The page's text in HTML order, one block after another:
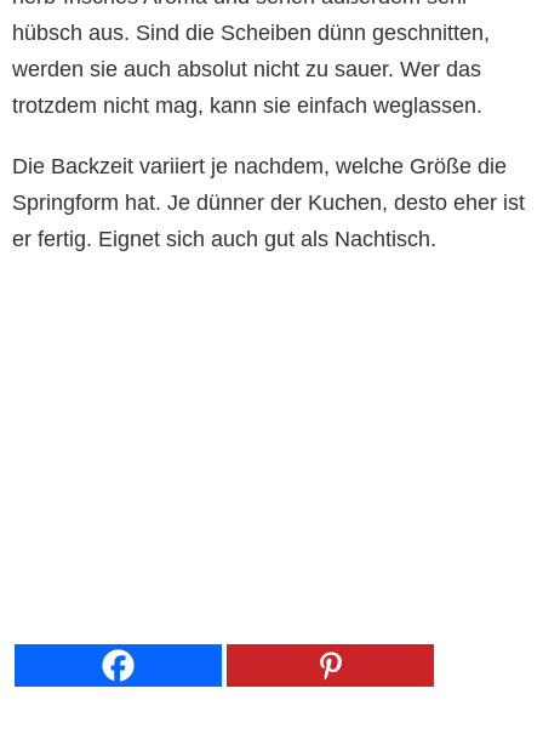
hübsch aus. Sind die Scheiben dünn geschnitten,
werden sie auch absolut nicht zu sauer. Wer das
trotzdem nicht mag, kann sie einfach weglassen.
Die Backzeit variiert je nachdem, welche Größe die
Springform hat. Je dünner der Kuchen, desto eher ist
er fertig. Eignet sich auch gut als Nachtisch.